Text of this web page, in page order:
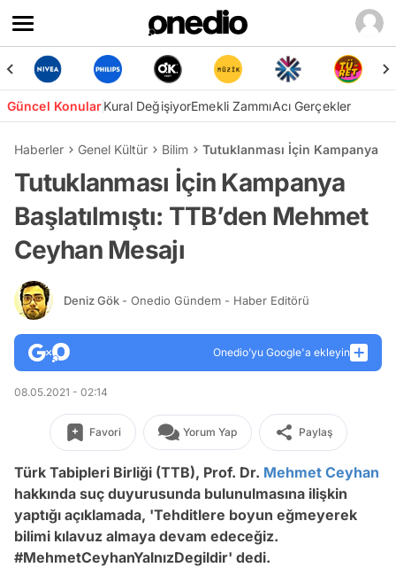
Güncel KonularKural DeğişiyorEmekli ZammıAcı Gerçekler
Haberler Genel Kültür Bilim Tutuklanması İçin Kampanya
Tutuklanması İçin Kampanya
Başlatılmıştı: TTB’den Mehmet
Ceyhan Mesajı
Deniz Gök - Onedio Gündem - Haber Editörü
Onedio’yu Google'a ekleyin
08.05.2021 - 02:14
Favori Yorum Yap Paylaş
Türk Tabipleri Birliği (TTB), Prof. Dr. Mehmet Ceyhan
hakkında suç duyurusunda bulunulmasına ilişkin
yaptığı açıklamada, 'Tehditlere boyun eğmeyerek
bilimi kılavuz almaya devam edeceğiz.
#MehmetCeyhanYalnızDegildir' dedi.